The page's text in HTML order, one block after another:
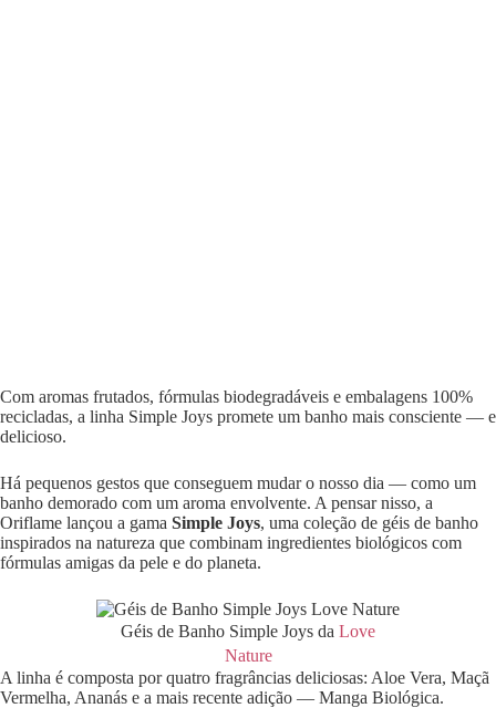
Com aromas frutados, fórmulas biodegradáveis e embalagens 100%
recicladas, a linha Simple Joys promete um banho mais consciente — e
delicioso.
Há pequenos gestos que conseguem mudar o nosso dia — como um
banho demorado com um aroma envolvente. A pensar nisso, a
Oriflame lançou a gama Simple Joys, uma coleção de géis de banho
inspirados na natureza que combinam ingredientes biológicos com
fórmulas amigas da pele e do planeta.
Géis de Banho Simple Joys da Love
Nature
A linha é composta por quatro fragrâncias deliciosas: Aloe Vera, Maçã
Vermelha, Ananás e a mais recente adição — Manga Biológica.